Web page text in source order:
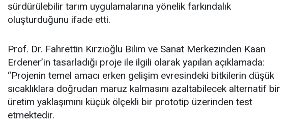
sürdürülebilir tarım uygulamalarına yönelik farkındalık
oluşturduğunu ifade etti.
Prof. Dr. Fahrettin Kırzıoğlu Bilim ve Sanat Merkezinden Kaan
Erdener’in tasarladığı proje ile ilgili olarak yapılan açıklamada:
“Projenin temel amacı erken gelişim evresindeki bitkilerin düşük
sıcaklıklara doğrudan maruz kalmasını azaltabilecek alternatif bir
üretim yaklaşımını küçük ölçekli bir prototip üzerinden test
etmektedir.